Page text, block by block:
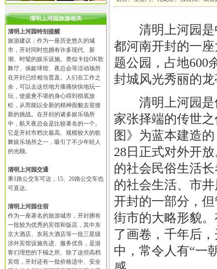
清明上河园旅游相关
清明上河园特别提醒
旅游建议：作为一座历史悠久的城
市，开封同时也拥有许多现代、新
潮、时髦的娱乐设施。类似卡拉OK歌
舞厅、保龄球馆、夜总会等活动场所
在开封已经相当普及。人们在工作之
余，可以去这些地方痛痛快快地玩一
玩，使疲惫不堪的身心得到彻底放
松，从而能以全新的精神面貌去迎接
新的挑战。在开封的诸多娱乐场所
中，航天夜总会是比较著名的一个。
它是开封市档次最高、规模较大的歌
舞娱乐场所之一，吸引了不少年轻人
的光顾。
清明上河园交通
乘1路公交车可达，15、20路公交车也
可直达。
清明上河园住宿
作为一座著名的旅游城市，开封拥有
一批较为优秀的宾馆和饭店，其中东
京大酒店、东苑大酒店等一批三星级
涉外宾馆设施先进、服务优良，是游
客们理想的下榻之所。除了这些高档
宾馆，开封还有一批价格适中、安全
清明上河园是
都河南开封的一
题公园，占地600
封城风光秀丽的
清明上河园是
家张择端的传世
图》为蓝本建造
28日正式对外开
的社会民俗生活
的社会生活、市
开封的一部分，
街市的大略形貌
了画卷，千年后
中，常令人有“一